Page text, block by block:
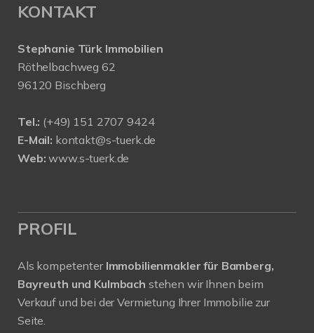
KONTAKT
Stephanie Türk Immobilien
Röthelbachweg 62
96120 Bischberg
Tel.: (+49) 151 2707 9424
E-Mail: kontakt@s-tuerk.de
Web: www.s-tuerk.de
PROFIL
Als kompetenter Immobilienmakler für Bamberg,
Bayreuth und Kulmbach stehen wir Ihnen beim
Verkauf und bei der Vermietung Ihrer Immobilie zur
Seite.